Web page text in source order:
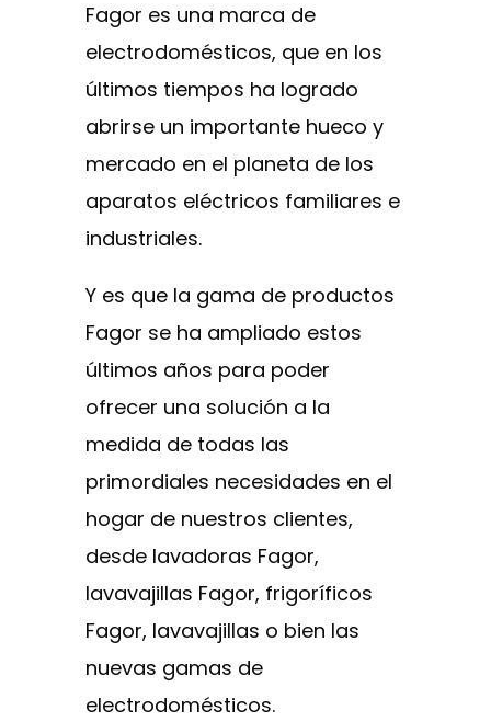
Fagor es una marca de
electrodomésticos, que en los
últimos tiempos ha logrado
abrirse un importante hueco y
mercado en el planeta de los
aparatos eléctricos familiares e
industriales.
Y es que la gama de productos
Fagor se ha ampliado estos
últimos años para poder
ofrecer una solución a la
medida de todas las
primordiales necesidades en el
hogar de nuestros clientes,
desde lavadoras Fagor,
lavavajillas Fagor, frigoríficos
Fagor, lavavajillas o bien las
nuevas gamas de
electrodomésticos.